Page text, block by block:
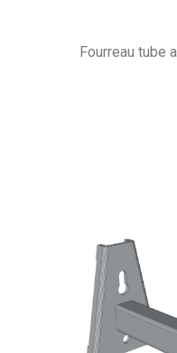
Fourreau tube